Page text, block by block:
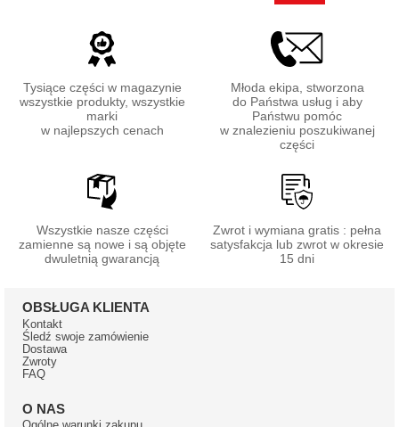
Tysiące części w magazynie
wszystkie produkty, wszystkie
marki
w najlepszych cenach
Młoda ekipa, stworzona
do Państwa usług i aby
Państwu pomóc
w znalezieniu poszukiwanej
części
Wszystkie nasze części
zamienne są nowe i są objęte
dwuletnią gwarancją
Zwrot i wymiana gratis : pełna
satysfakcja lub zwrot w okresie
15 dni
OBSŁUGA KLIENTA
Kontakt
Śledź swoje zamówienie
Dostawa
Zwroty
FAQ
O NAS